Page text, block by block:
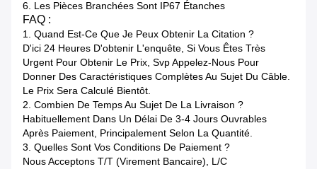
6. Les Pièces Branchées Sont IP67 Étanches
FAQ :
1. Quand Est-Ce Que Je Peux Obtenir La Citation ?
D'ici 24 Heures D'obtenir L'enquête, Si Vous Êtes Très
Urgent Pour Obtenir Le Prix, Svp Appelez-Nous Pour
Donner Des Caractéristiques Complètes Au Sujet Du Câble.
Le Prix Sera Calculé Bientôt.
2. Combien De Temps Au Sujet De La Livraison ?
Habituellement Dans Un Délai De 3-4 Jours Ouvrables
Après Paiement, Principalement Selon La Quantité.
3. Quelles Sont Vos Conditions De Paiement ?
Nous Acceptons T/T (virement Bancaire), L/C